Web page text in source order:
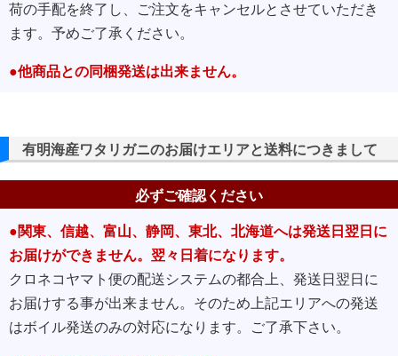
荷の手配を終了し、ご注文をキャンセルとさせていただき
ます。予めご了承ください。
●他商品との同梱発送は出来ません。
有明海産ワタリガニのお届けエリアと送料につきまして
必ずご確認ください
●関東、信越、富山、静岡、東北、北海道へは発送日翌日に
お届けができません。翌々日着になります。
クロネコヤマト便の配送システムの都合上、発送日翌日に
お届けする事が出来ません。そのため上記エリアへの発送
はボイル発送のみの対応になります。ご了承下さい。